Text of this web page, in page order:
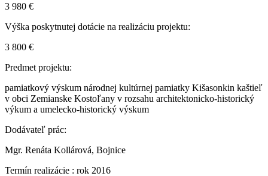
3 980 €
Výška poskytnutej dotácie na realizáciu projektu:
3 800 €
Predmet projektu:
pamiatkový výskum národnej kultúrnej pamiatky Kišasonkin kaštieľ
v obci Zemianske Kostoľany v rozsahu architektonicko-historický
výkum a umelecko-historický výskum
Dodávateľ prác:
Mgr. Renáta Kollárová, Bojnice
Termín realizácie : rok 2016